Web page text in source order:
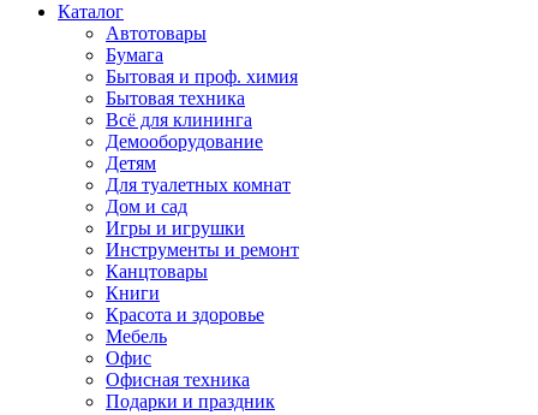
Каталог
Автотовары
Бумага
Бытовая и проф. химия
Бытовая техника
Всё для клининга
Демооборудование
Детям
Для туалетных комнат
Дом и сад
Игры и игрушки
Инструменты и ремонт
Канцтовары
Книги
Красота и здоровье
Мебель
Офис
Офисная техника
Подарки и праздник